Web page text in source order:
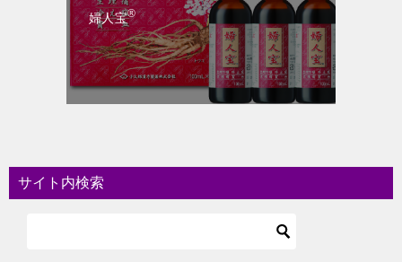
婦人宝®
サイト内検索